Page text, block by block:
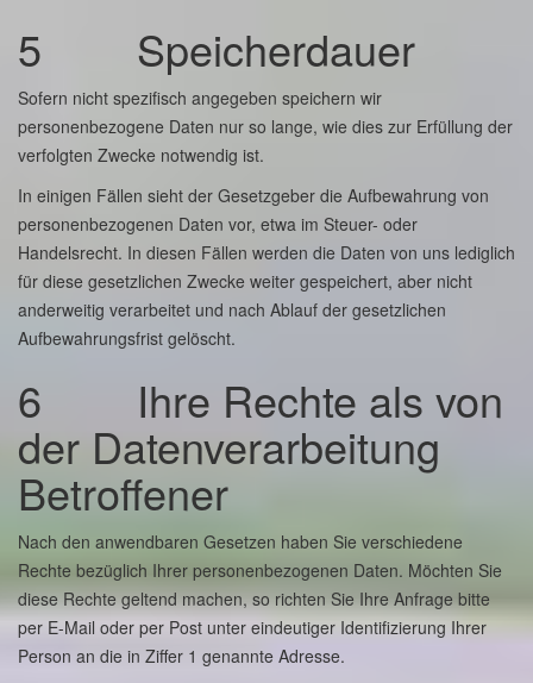
5 Speicherdauer
Sofern nicht spezifisch angegeben speichern wir
personenbezogene Daten nur so lange, wie dies zur Erfüllung der
verfolgten Zwecke notwendig ist.
In einigen Fällen sieht der Gesetzgeber die Aufbewahrung von
personenbezogenen Daten vor, etwa im Steuer- oder
Handelsrecht. In diesen Fällen werden die Daten von uns lediglich
für diese gesetzlichen Zwecke weiter gespeichert, aber nicht
anderweitig verarbeitet und nach Ablauf der gesetzlichen
Aufbewahrungsfrist gelöscht.
6 Ihre Rechte als von
der Datenverarbeitung
Betroffener
Nach den anwendbaren Gesetzen haben Sie verschiedene
Rechte bezüglich Ihrer personenbezogenen Daten. Möchten Sie
diese Rechte geltend machen, so richten Sie Ihre Anfrage bitte
per E-Mail oder per Post unter eindeutiger Identifizierung Ihrer
Person an die in Ziffer 1 genannte Adresse.